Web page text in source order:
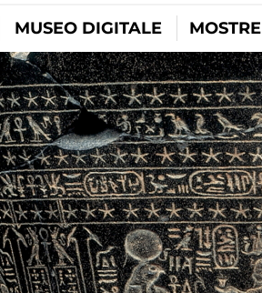
MUSEO DIGITALE MOSTRE